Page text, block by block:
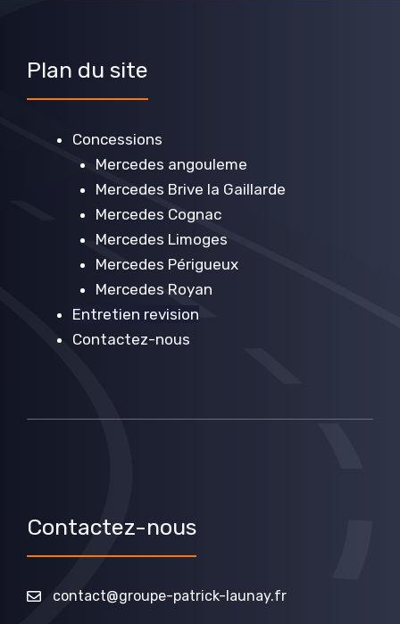
Plan du site
Concessions
Mercedes angouleme
Mercedes Brive la Gaillarde
Mercedes Cognac
Mercedes Limoges
Mercedes Périgueux
Mercedes Royan
Entretien revision
Contactez-nous
Contactez-nous
contact@groupe-patrick-launay.fr